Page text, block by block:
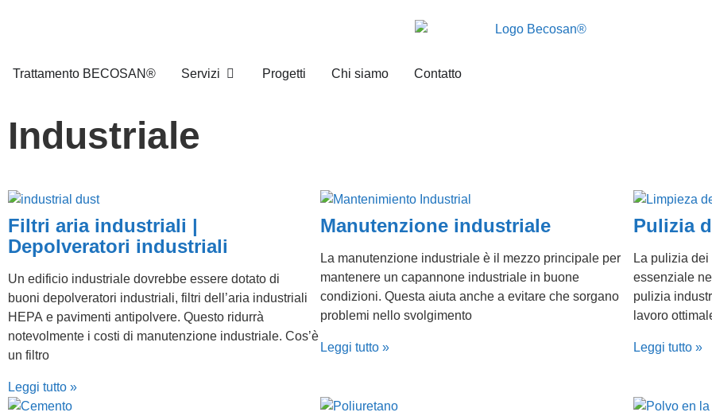
Trattamento BECOSAN® Servizi Progetti Chi siamo Contatto
Industriale
Filtri aria industriali |
Depolveratori industriali
Un edificio industriale dovrebbe essere dotato di
buoni depolveratori industriali, filtri dell’aria industriali
HEPA e pavimenti antipolvere. Questo ridurrà
notevolmente i costi di manutenzione industriale. Cos’è
un filtro
Leggi tutto »
Manutenzione industriale
La manutenzione industriale è il mezzo principale per
mantenere un capannone industriale in buone
condizioni. Questa aiuta anche a evitare che sorgano
problemi nello svolgimento
Leggi tutto »
Pulizia
La pulizia
essenziale
pulizia
lavoro
Leggi tutto »